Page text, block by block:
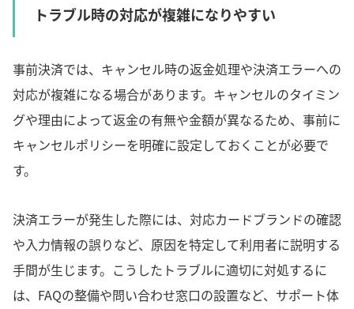
トラブル時の対応が複雑になりやすい
事前決済では、キャンセル時の返金処理や決済エラーへの
対応が複雑になる場合があります。キャンセルのタイミン
グや理由によって返金の有無や金額が異なるため、事前に
キャンセルポリシーを明確に設定しておくことが必要で
す。
決済エラーが発生した際には、対応カードブランドの確認
や入力情報の誤りなど、原因を特定して利用者に説明する
手間が生じます。こうしたトラブルに適切に対処するに
は、FAQの整備や問い合わせ窓口の設置など、サポート体